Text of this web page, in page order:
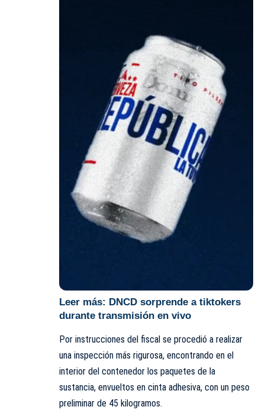
Leer más: DNCD sorprende a tiktokers
durante transmisión en vivo
Por instrucciones del fiscal se procedió a realizar
una inspección más rigurosa, encontrando en el
interior del contenedor los paquetes de la
sustancia, envueltos en cinta adhesiva, con un peso
preliminar de 45 kilogramos.